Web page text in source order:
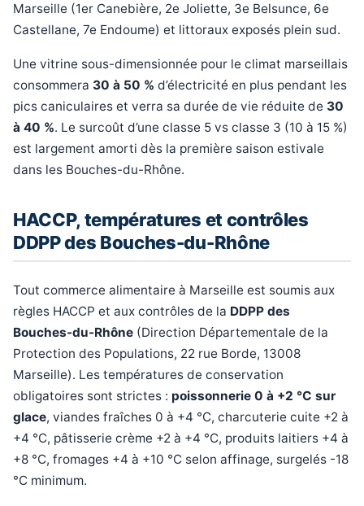
Marseille (1er Canebière, 2e Joliette, 3e Belsunce, 6e
Castellane, 7e Endoume) et littoraux exposés plein sud.
Une vitrine sous-dimensionnée pour le climat marseillais
consommera 30 à 50 % d’électricité en plus pendant les
pics caniculaires et verra sa durée de vie réduite de 30
à 40 %. Le surcoût d’une classe 5 vs classe 3 (10 à 15 %)
est largement amorti dès la première saison estivale
dans les Bouches-du-Rhône.
HACCP, températures et contrôles
DDPP des Bouches-du-Rhône
Tout commerce alimentaire à Marseille est soumis aux
règles HACCP et aux contrôles de la DDPP des
Bouches-du-Rhône (Direction Départementale de la
Protection des Populations, 22 rue Borde, 13008
Marseille). Les températures de conservation
obligatoires sont strictes : poissonnerie 0 à +2 °C sur
glace, viandes fraîches 0 à +4 °C, charcuterie cuite +2 à
+4 °C, pâtisserie crème +2 à +4 °C, produits laitiers +4 à
+8 °C, fromages +4 à +10 °C selon affinage, surgelés -18
°C minimum.